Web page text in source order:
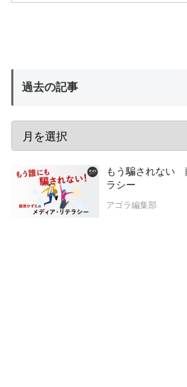
過去の記事
もう騙されない
ラシー
アゴラ編集部